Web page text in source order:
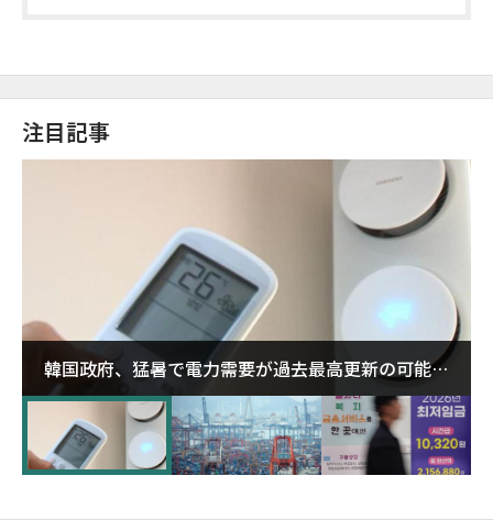
注目記事
韓国政府、猛暑で電力需要が過去最高更新の可能性
に需給対応体制を点検